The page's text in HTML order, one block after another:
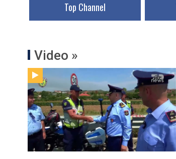
Top Channel
Video »